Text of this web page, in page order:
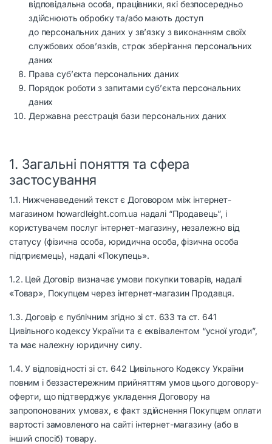
відповідальна особа, працівники, які безпосередньо
здійснюють обробку та/або мають доступ
до персональних даних у зв’язку з виконанням своїх
службових обов’язків, строк зберігання персональних
даних
Права суб’єкта персональних даних
Порядок роботи з запитами суб’єкта персональних
даних
Державна реєстрація бази персональних даних
1. Загальні поняття та сфера
застосування
1.1. Нижченаведений текст є Договором між інтернет-
магазином howardleight.com.ua надалі “Продавець”, і
користувачем послуг інтернет-магазину, незалежно від
статусу (фізична особа, юридична особа, фізична особа
підприємець), надалі «Покупець».
1.2. Цей Договір визначає умови покупки товарів, надалі
«Товар», Покупцем через інтернет-магазин Продавця.
1.3. Договір є публічним згідно зі ст. 633 та ст. 641
Цивільного кодексу України та є еквівалентом “усної угоди”,
та має належну юридичну силу.
1.4. У відповідності зі ст. 642 Цивільного Кодексу України
повним і беззастережним прийняттям умов цього договору-
оферти, що підтверджує укладення Договору на
запропонованих умовах, є факт здійснення Покупцем оплати
вартості замовленого на сайті інтернет-магазину (або в
інший спосіб) товару.